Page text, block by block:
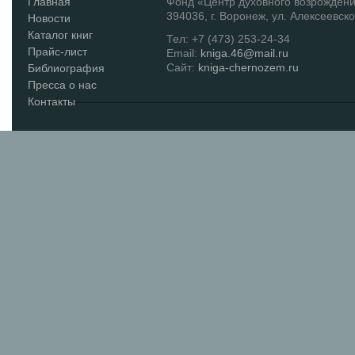
Новости
Каталог книг
Прайс-лист
Библиография
Пресса о нас
Контакты
394036, г. Воронеж, ул.
Тел: +7 (473) 253-24-34
Email: kniga.46@mail.ru
Сайт: kniga-chernozem.ru